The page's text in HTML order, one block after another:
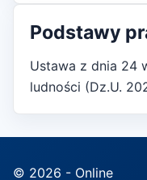
Podstawy
Ustawa z dnia 24
ludności (Dz.U.
© 2026 - Online